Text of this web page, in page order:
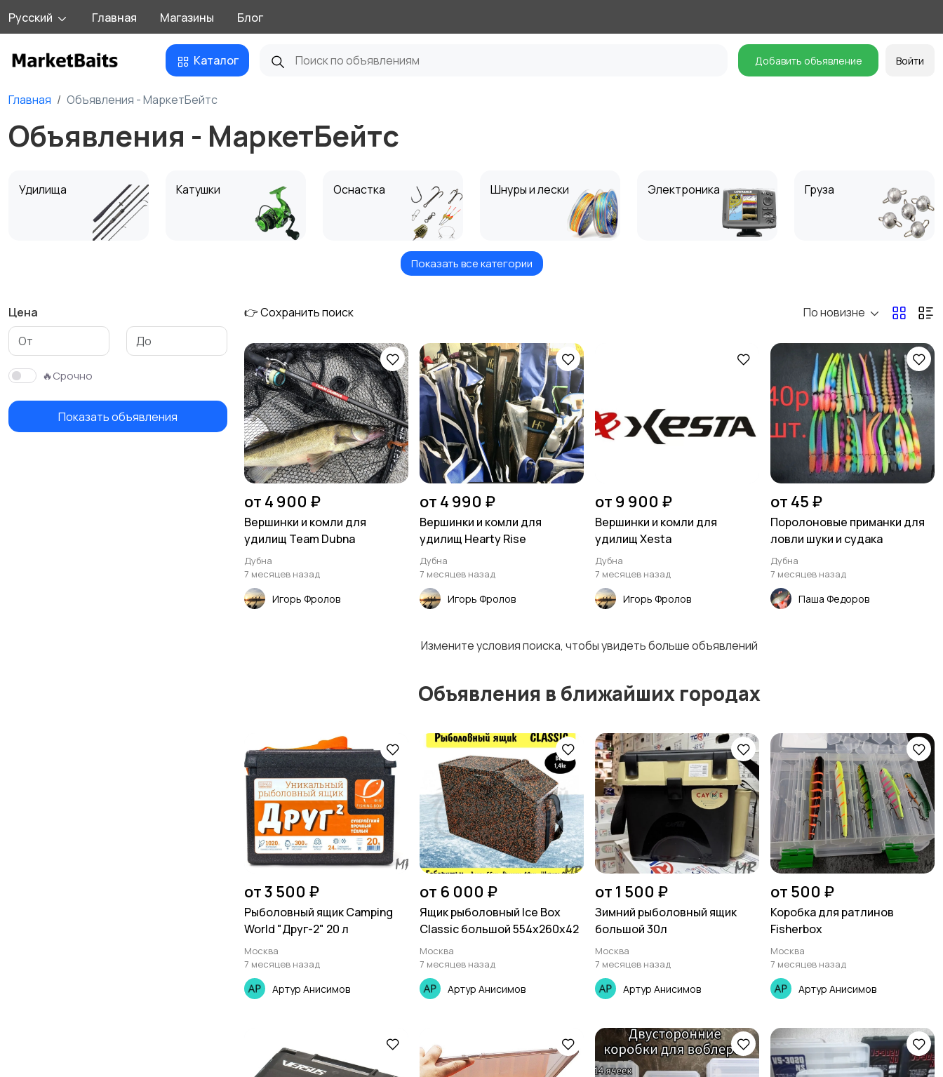
Русский Главная Магазины Блог
Каталог Добавить объявление Войти
Главная Объявления - МаркетБейтс
Объявления - МаркетБейтс
Удилища Катушки Оснастка Шнуры и лески Электроника Груза
Ящики и Коробки для
Тубусы и чехлы Рюкзаки и сумки Забродная амуниция Товары для кемпинга
Лодки Моторы
Показать все категории
Цена
🔥Срочно
Показать объявления
👉 Сохранить поиск По новизне
от 4 900 ₽
Вершинки и комли для
удилищ Team Dubna
Дубна
7 месяцев назад
Игорь Фролов
от 4 990 ₽
Вершинки и комли для
удилищ Hearty Rise
Дубна
7 месяцев назад
Игорь Фролов
от 9 900 ₽
Вершинки и комли для
удилищ Xesta
Дубна
7 месяцев назад
Игорь Фролов
от 45 ₽
Поролоновые приманки для
ловли шуки и судака
Дубна
7 месяцев назад
Паша Федоров
Измените условия поиска, чтобы увидеть больше объявлений
Объявления в ближайших городах
от 3 500 ₽
Рыболовный ящик Camping
World "Друг-2" 20 л
Москва
7 месяцев назад
Артур Анисимов
от 6 000 ₽
Ящик рыболовный Ice Box
Сlassic большой 554х260х42
Москва
7 месяцев назад
Артур Анисимов
от 1 500 ₽
Зимний рыболовный ящик
большой 30л
Москва
7 месяцев назад
Артур Анисимов
от 500 ₽
Коробка для ратлинов
Fisherbox
Москва
7 месяцев назад
Артур Анисимов